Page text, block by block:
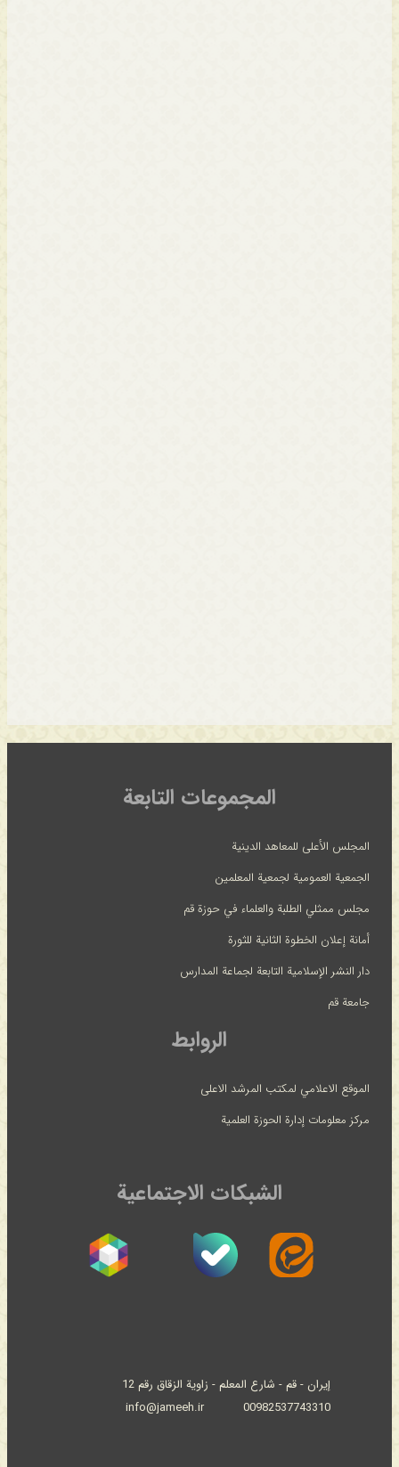
المجموعات التابعة
المجلس الأعلى للمعاهد الدينية
الجمعية العمومية لجمعية المعلمين
مجلس ممثلي الطلبة والعلماء في حوزة قم
أمانة إعلان الخطوة الثانية للثورة
دار النشر الإسلامية التابعة لجماعة المدارس
جامعة قم
الروابط
الموقع الاعلامي لمكتب المرشد الاعلى
مركز معلومات إدارة الحوزة العلمية
الشبكات الاجتماعية
إيران - قم - شارع المعلم - زاوية الزقاق رقم 12
00982537743310
info@jameeh.ir